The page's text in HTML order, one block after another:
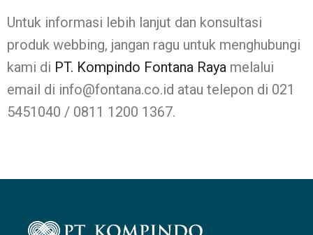
Untuk informasi lebih lanjut dan konsultasi
produk webbing, jangan ragu untuk menghubungi
kami di PT. Kompindo Fontana Raya melalui
email di info@fontana.co.id atau telepon di 021
5451040 / 0811 1200 1367.